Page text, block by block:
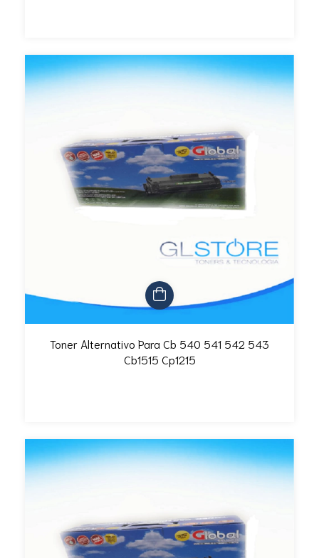
Toner Alternativo Para Cb 540 541 542 543
Cb1515 Cp1215